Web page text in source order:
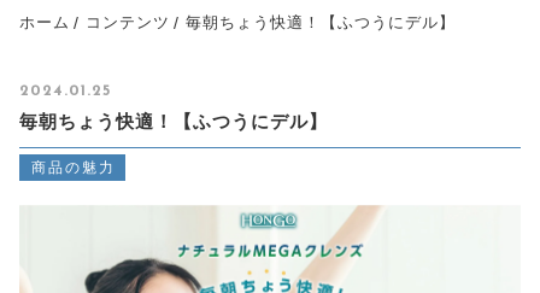
キャンペーン
カテゴリーから探す
CATEGORY
最近チェックした商品
CHECKED PRODUCTS
ホーム コンテンツ 毎朝ちょう快適！【ふつうにデル】
2024.01.25
毎朝ちょう快適！【ふつうにデル】
商品の魅力